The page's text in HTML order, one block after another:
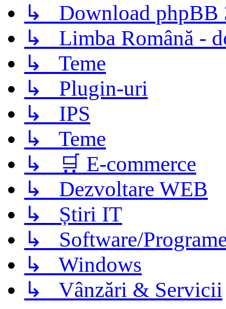
↳ Download phpBB
↳ Limba Română -
↳ Teme
↳ Plugin-uri
↳ IPS
↳ Teme
↳ 🛒 E-commerce
↳ Dezvoltare WEB
↳ Știri IT
↳ Software/
↳ Windows
↳ Vânzări & Servicii